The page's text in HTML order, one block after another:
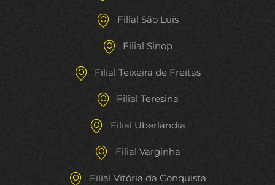
Filial São Luís
Filial Sinop
Filial Teixeira de Freitas
Filial Teresina
Filial Uberlândia
Filial Varginha
Filial Vitória da Conquista